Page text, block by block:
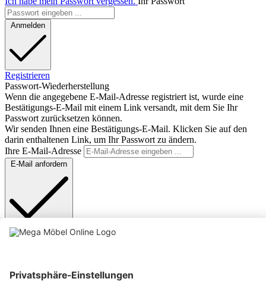
Anmelden
Registrieren
Passwort-Wiederherstellung
Wenn die angegebene E-Mail-Adresse registriert ist, wurde eine
Bestätigungs-E-Mail mit einem Link versandt, mit dem Sie Ihr
Passwort zurücksetzen können.
Wir senden Ihnen eine Bestätigungs-E-Mail. Klicken Sie auf den
darin enthaltenen Link, um Ihr Passwort zu ändern.
Ihre E-Mail-Adresse
E-Mail anfordern
Anmelden
Links unterstreichen
Gut lesbare Schrift